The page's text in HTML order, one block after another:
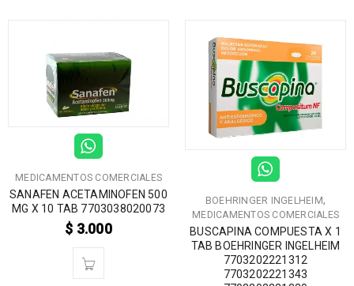
MEDICAMENTOS COMERCIALES
SANAFEN ACETAMINOFEN 500
MG X 10 TAB 7703038020073
$ 3.000
BOEHRINGER INGELHEIM,
MEDICAMENTOS COMERCIALES
BUSCAPINA COMPUESTA X 1
TAB BOEHRINGER INGELHEIM
7703202221312
7703202221343